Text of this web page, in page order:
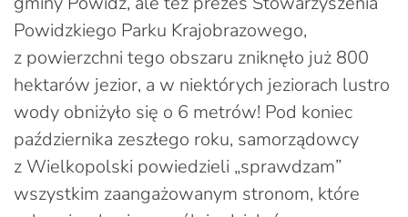
Powidzkiego Parku Krajobrazowego,
z powierzchni tego obszaru zniknęło już 800
hektarów jezior, a w niektórych jeziorach lustro
wody obniżyło się o 6 metrów! Pod koniec
października zeszłego roku, samorządowcy
z Wielkopolski powiedzieli „sprawdzam”
wszystkim zaangażowanym stronom, które